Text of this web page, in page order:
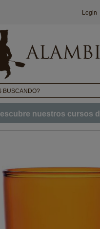
Login
nuestros cursos